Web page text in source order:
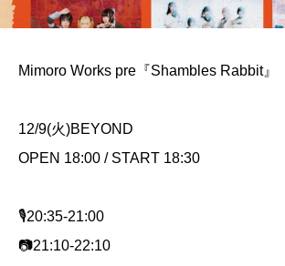
Mimoro Works pre『Shambles Rabbit』
12/9(火)BEYOND
OPEN 18:00 / START 18:30
🎙️20:35-21:00
📷21:10-22:10